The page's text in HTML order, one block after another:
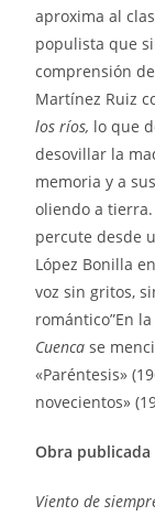
aproxima al
populista que
comprensión
Martínez Ruiz
los ríos, lo que
desovillar la
memoria y a
oliendo a
percute desde
López Bonilla
voz sin gritos,
romántico”En
Cuenca se
«Paréntesis»
novecientos»
Obra publicada
Viento de